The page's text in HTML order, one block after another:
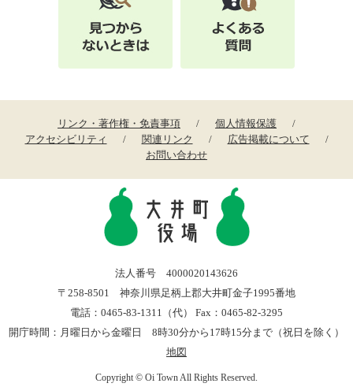
リンク・著作権・免責事項
個人情報保護
アクセシビリティ
関連リンク
広告掲載について
お問い合わせ
法人番号 4000020143626
〒258-8501 神奈川県足柄上郡大井町金子1995番地
電話：0465-83-1311（代） Fax：0465-82-3295
開庁時間：月曜日から金曜日 8時30分から17時15分まで（祝日を除く）
地図
Copyright © Oi Town All Rights Reserved.